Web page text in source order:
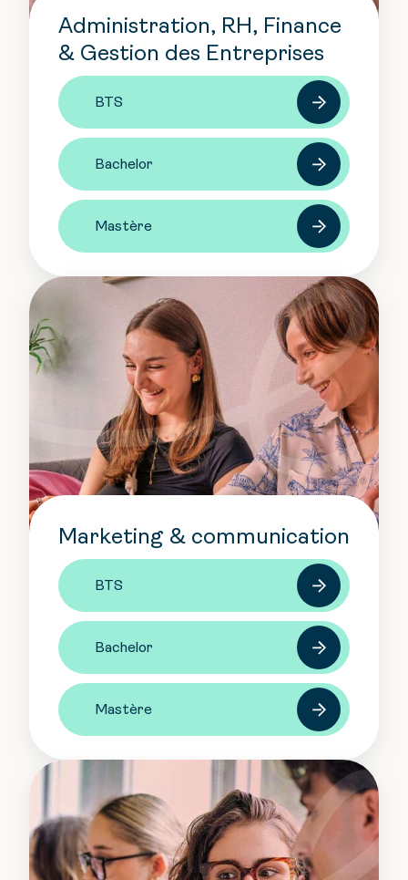
Administration, RH, Finance
& Gestion des Entreprises
BTS
Bachelor
Mastère
Marketing & communication
BTS
Bachelor
Mastère